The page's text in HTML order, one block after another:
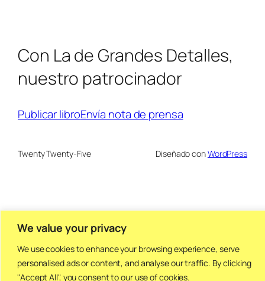
We value your privacy
We use cookies to enhance your browsing experience, serve
personalised ads or content, and analyse our traffic. By clicking
"Accept All", you consent to our use of cookies.
Con La de Grandes Detalles,
nuestro patrocinador
Publicar libroEnvía nota de prensa
Twenty Twenty-Five Diseñado conWordPress